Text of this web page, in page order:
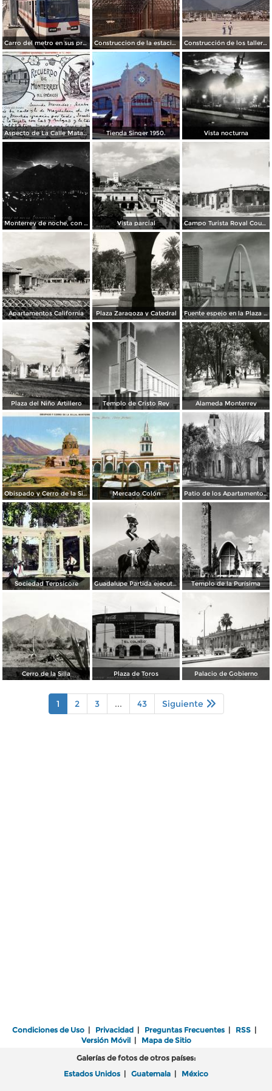
Carro del metro en sus primeras pruebas durante 1990 Construccion de la estacion cuauhtemoc Construcción de los talleres del metro
Aspecto de La Calle Matamoros ( Circulada el 8 de Abril de 1912 ). Tienda Singer 1950. Vista nocturna
Monterrey de noche, con tempestad Vista parcial Campo Turista Royal Courts
Apartamentos California Plaza Zaragoza y Catedral Fuente espejo en la Plaza Zaragoza
Plaza del Niño Artillero Templo de Cristo Rey Alameda Monterrey
Obispado y Cerro de la Silla Mercado Colón Patio de los Apartamentos Regina
Sociedad Terpsícore Guadalupe Partida ejecutando una charrería con lazo Templo de la Purísima
Cerro de la Silla Plaza de Toros Palacio de Gobierno
1 2 3 ... 43 Siguiente
Condiciones de Uso | Privacidad | Preguntas Frecuentes | RSS |
Versión Móvil| Mapa de Sitio
Galerías de fotos de otros países:
Estados Unidos | Guatemala | México